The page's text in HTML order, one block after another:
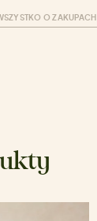
O ZAKUPACH